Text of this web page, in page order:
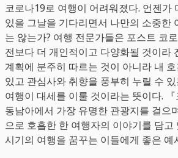
코로나19로 여행이 어려워졌다. 언젠가
있을 그날을 기다리면서 나만의 소중한
는 않는가? 여행 전문가들은 포스트 코
전보다 더 개인적이고 다양화될 것이라
계획에 분주히 따르는 것이 아니라 내
있고 관심사와 취향을 풍부히 누릴 수
여행이 대세를 이룰 것이라는 뜻이다.
동남아에서 가장 유명한 관광지를 걸으
으로 호흡한 한 여행자의 이야기를 담고
시기의 여행을 꿈꾸는 이들에게 좋은 예